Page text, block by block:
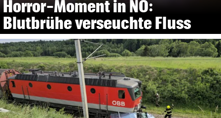
Horror-Moment in NÖ:
Blutbrühe verseuchte Fluss